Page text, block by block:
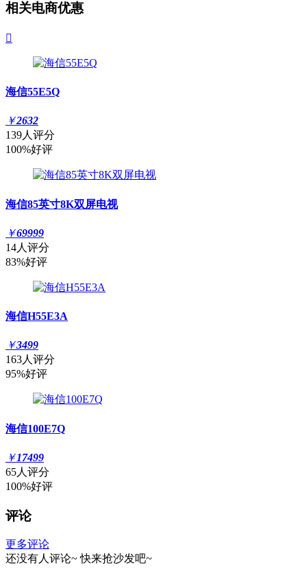
相关电商优惠

海信55E5Q
￥2632
139人评分
100%好评
海信85英寸8K双屏电视
￥69999
14人评分
83%好评
海信H55E3A
￥3499
163人评分
95%好评
海信100E7Q
￥17499
65人评分
100%好评
评论
更多评论
还没有人评论~ 快来抢沙发吧~